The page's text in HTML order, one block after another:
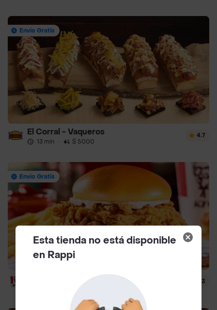
Envío Gratis
El Corral - Vaqueros
13 min · $ 5000
4.7
Envío Gratis
Kfc Hamburguesas
$ 5000
4.3
Esta tienda no está disponible
en Rappi